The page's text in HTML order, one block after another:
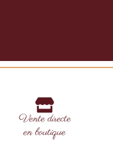
Vente directe
en boutique